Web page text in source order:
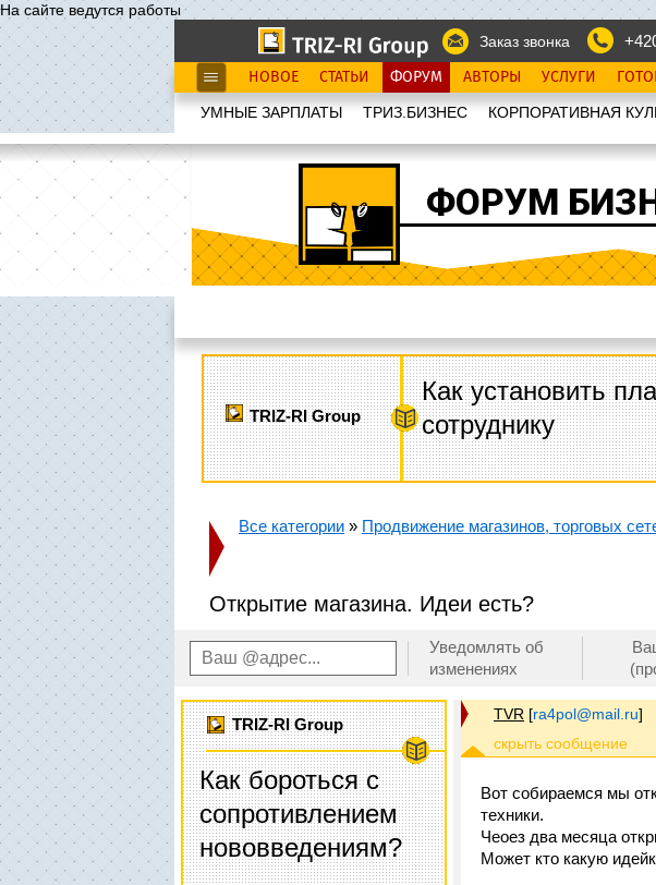
На сайте ведутся работы
Заказ звонка
НОВОЕ СТАТЬИ ФОРУМ АВТОРЫ УСЛУГИ
УМНЫЕ ЗАРПЛАТЫ ТРИЗ.БИЗНЕС КОРПОРАТИВНАЯ
ФОРУМ
TRIZ-RI Group
Как установить
сотруднику
Все категории » Продвижение магазинов, торговых
Открытие магазина. Идеи есть?
Уведомлять об
изменениях
TRIZ-RI Group
Как бороться с
сопротивлением
нововведениям?
TVR [ra4pol@mail.ru]
Вот собираемся мы
техники.
Чеоез два месяца
Может кто какую